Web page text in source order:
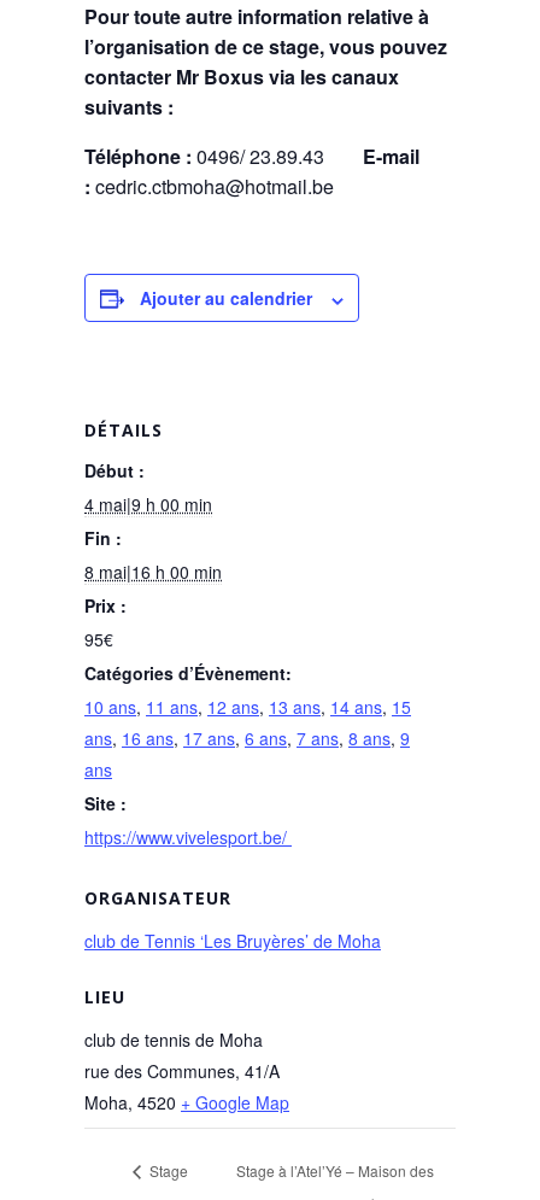
Pour toute autre information relative à
l’organisation de ce stage, vous pouvez
contacter Mr Boxus via les canaux
suivants :
Téléphone : 0496/ 23.89.43 E-mail
: cedric.ctbmoha@hotmail.be
Ajouter au calendrier
DÉTAILS
Début :
4 mai|9 h 00 min
Fin :
8 mai|16 h 00 min
Prix :
95€
Catégories d’Évènement:
10 ans, 11 ans, 12 ans, 13 ans, 14 ans, 15
ans, 16 ans, 17 ans, 6 ans, 7 ans, 8 ans, 9
ans
Site :
https://www.vivelesport.be/
LIEU
club de tennis de Moha
rue des Communes, 41/A
Moha, 4520 + Google Map
ORGANISATEUR
club de Tennis ‘Les Bruyères’ de Moha
Stage
Stage à l’Atel’Yé – Maison des